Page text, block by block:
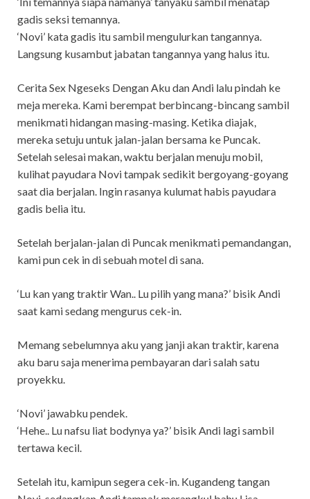
gadis seksi temannya.
‘Novi’ kata gadis itu sambil mengulurkan tangannya.
Langsung kusambut jabatan tangannya yang halus itu.
Cerita Sex Ngeseks Dengan Aku dan Andi lalu pindah ke
meja mereka. Kami berempat berbincang-bincang sambil
menikmati hidangan masing-masing. Ketika diajak,
mereka setuju untuk jalan-jalan bersama ke Puncak.
Setelah selesai makan, waktu berjalan menuju mobil,
kulihat payudara Novi tampak sedikit bergoyang-goyang
saat dia berjalan. Ingin rasanya kulumat habis payudara
gadis belia itu.
Setelah berjalan-jalan di Puncak menikmati pemandangan,
kami pun cek in di sebuah motel di sana.
‘Lu kan yang traktir Wan.. Lu pilih yang mana?’ bisik Andi
saat kami sedang mengurus cek-in.
Memang sebelumnya aku yang janji akan traktir, karena
aku baru saja menerima pembayaran dari salah satu
proyekku.
‘Novi’ jawabku pendek.
‘Hehe.. Lu nafsu liat bodynya ya?’ bisik Andi lagi sambil
tertawa kecil.
Setelah itu, kamipun segera cek-in. Kugandeng tangan